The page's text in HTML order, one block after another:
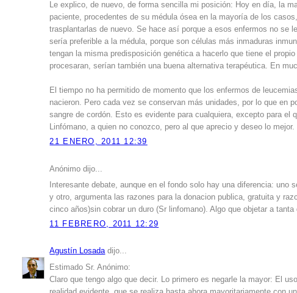
Le explico, de nuevo, de forma sencilla mi posición: Hoy en día, la
paciente, procedentes de su médula ósea en la mayoría de los
trasplantarlas de nuevo. Se hace así porque a esos enfermos no se
sería preferible a la médula, porque son células más inmaduras
tengan la misma predisposición genética a hacerlo que tiene el
procesaran, serían también una buena alternativa terapéutica. En
El tiempo no ha permitido de momento que los enfermos de
nacieron. Pero cada vez se conservan más unidades, por lo que en
sangre de cordón. Esto es evidente para cualquiera, excepto para
Linfómano, a quien no conozco, pero al que aprecio y deseo lo mejor.
21 ENERO, 2011 12:39
Anónimo dijo...
Interesante debate, aunque en el fondo solo hay una diferencia:
y otro, argumenta las razones para la donacion publica, gratuita y
cinco años)sin cobrar un duro (Sr linfomano). Algo que objetar a tanta
11 FEBRERO, 2011 12:29
Agustín Losadadijo...
Estimado Sr. Anónimo:
Claro que tengo algo que decir. Lo primero es negarle la mayor: El